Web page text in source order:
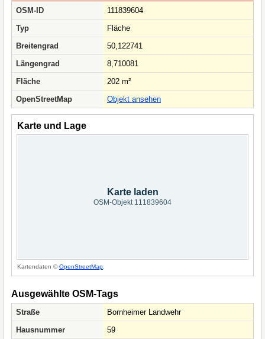
OSM-ID
111839604
Typ
Fläche
Breitengrad
50,122741
Längengrad
8,710081
Fläche
202 m²
OpenStreetMap
Objekt ansehen
Karte und Lage
Karte laden
OSM-Objekt 111839604
Kartendaten ©OpenStreetMap
Ausgewählte OSM-Tags
Straße
Bornheimer Landwehr
Hausnummer
59